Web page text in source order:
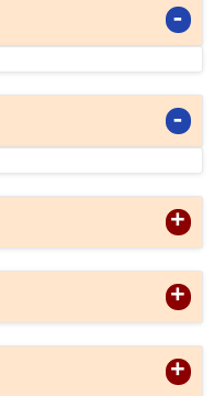
-
-
+
+
+